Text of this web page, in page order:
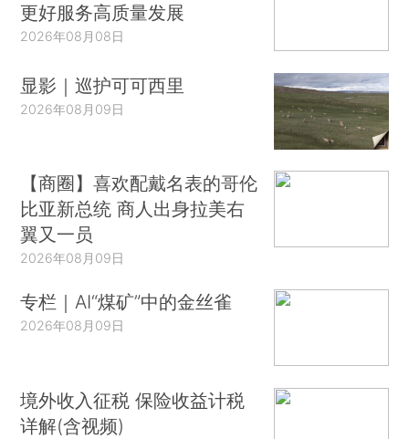
更好服务高质量发展
2026年08月08日
显影｜巡护可可西里
2026年08月09日
【商圈】喜欢配戴名表的哥伦
比亚新总统 商人出身拉美右
翼又一员
2026年08月09日
专栏｜AI“煤矿”中的金丝雀
2026年08月09日
境外收入征税 保险收益计税
详解(含视频)